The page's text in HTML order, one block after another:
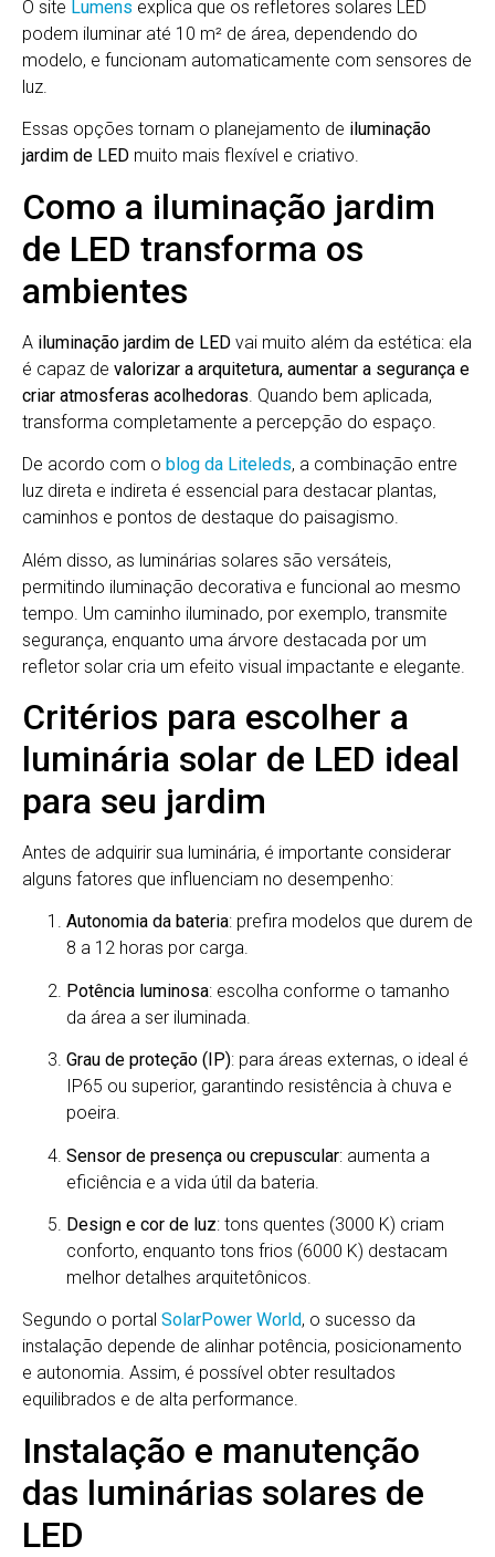
O site Lumens explica que os refletores solares LED
podem iluminar até 10 m² de área, dependendo do
modelo, e funcionam automaticamente com sensores de
luz.
Essas opções tornam o planejamento de iluminação
jardim de LED muito mais flexível e criativo.
Como a iluminação jardim
de LED transforma os
ambientes
A iluminação jardim de LED vai muito além da estética: ela
é capaz de valorizar a arquitetura, aumentar a segurança e
criar atmosferas acolhedoras. Quando bem aplicada,
transforma completamente a percepção do espaço.
De acordo com o blog da Liteleds, a combinação entre
luz direta e indireta é essencial para destacar plantas,
caminhos e pontos de destaque do paisagismo.
Além disso, as luminárias solares são versáteis,
permitindo iluminação decorativa e funcional ao mesmo
tempo. Um caminho iluminado, por exemplo, transmite
segurança, enquanto uma árvore destacada por um
refletor solar cria um efeito visual impactante e elegante.
Critérios para escolher a
luminária solar de LED ideal
para seu jardim
Antes de adquirir sua luminária, é importante considerar
alguns fatores que influenciam no desempenho:
Autonomia da bateria: prefira modelos que durem de
8 a 12 horas por carga.
Potência luminosa: escolha conforme o tamanho
da área a ser iluminada.
Grau de proteção (IP): para áreas externas, o ideal é
IP65 ou superior, garantindo resistência à chuva e
poeira.
Sensor de presença ou crepuscular: aumenta a
eficiência e a vida útil da bateria.
Design e cor de luz: tons quentes (3000 K) criam
conforto, enquanto tons frios (6000 K) destacam
melhor detalhes arquitetônicos.
Segundo o portal SolarPower World, o sucesso da
instalação depende de alinhar potência, posicionamento
e autonomia. Assim, é possível obter resultados
equilibrados e de alta performance.
Instalação e manutenção
das luminárias solares de
LED